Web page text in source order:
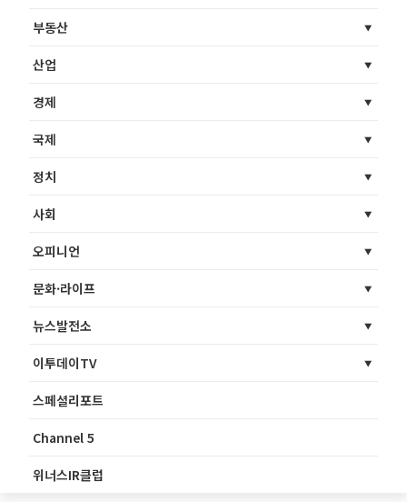
부동산
산업
경제
국제
정치
사회
오피니언
문화·라이프
뉴스발전소
이투데이TV
스페셜리포트
Channel 5
위너스IR클럽